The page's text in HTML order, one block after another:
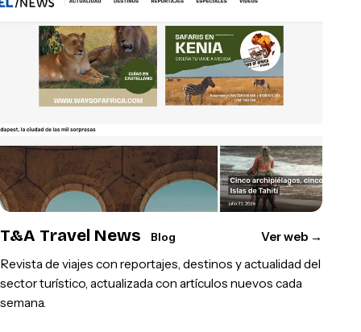
T&A Travel News Blog Ver web →
Revista de viajes con reportajes, destinos y actualidad del
sector turístico, actualizada con artículos nuevos cada
semana.